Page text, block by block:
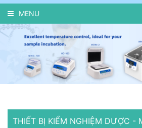
MENU
THIẾT BỊ KIỂM NGHIỆM DƯỢC -